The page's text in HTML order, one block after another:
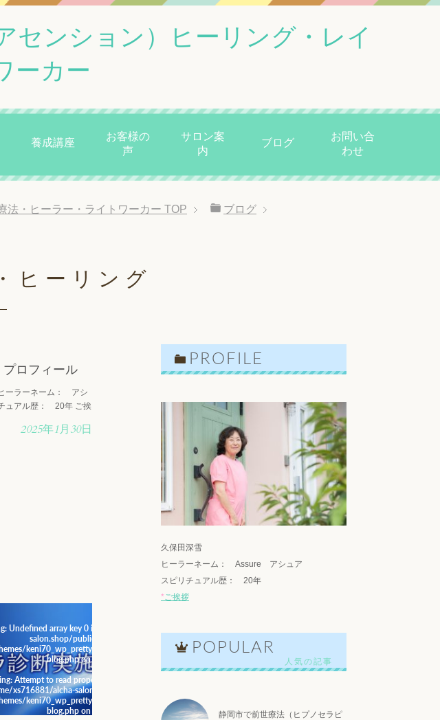
センション）ヒーリング・レイ
ーカー
養成講座
お客様の
声
サロン案
内
ブログ
お問い合
わせ
法・ヒーラー・ライトワーカー TOP
ブログ
ヒーリング
cont-
: Undefined array key 0 in
/home/xs716881/alcha-
keni70_wp_pretty_green_201702190326/cont-
blog.php
on line
: Attempt to read property "cat_name" on null in
xs716881/alcha-salon.shop/public_html/wp-
keni70_wp_pretty_green_201702190326/cont-
プロフィール
ーラーネーム： アシ
ュアル歴： 20年 ご挨
アロマ(生活の木）の
2025年1月30日
cont-
in
cont-
: Undefined array key 0 in
salon.shop/public_html/wp-
keni70_wp_pretty_green_201702190326/cont-
blog.phpon line
: Attempt to read property "cat_name" on null in
xs716881/alcha-salon.shop/public_html/wp-
keni70_wp_pretty_green_201702190326/cont-
blog.php on line
PROFILE
久保田深雪
ヒーラーネーム： Assure アシュア
スピリチュアル歴： 20年
*ご挨拶
POPULAR
静岡市で前世療法（ヒプノセラピ